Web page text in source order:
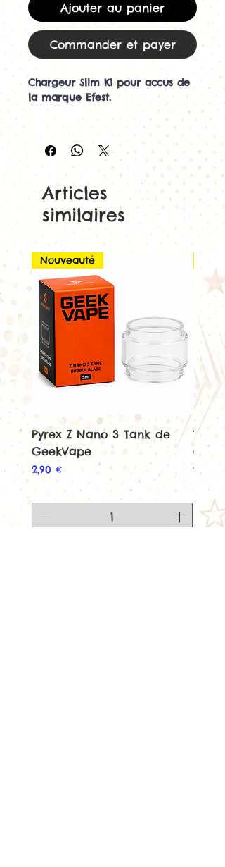
Ajouter au panier
Commander et payer
Chargeur Slim K1 pour accus de
la marque Efest.
Permet le rechargement d'un
grand nombre d'accus: 20700,
18650, 18350, 16340, 10440, 26650,
18500, 17340, 14500, 26500.
Chargeur pour batterie
rechargeable Li-ion 3.7V
Vendu sans accu
Articles
similaires
Nouveauté
Pyrex Z Nano 3 Tank de
GeekVape
Prix
2,90 €
Tank
Prix
22,90 €